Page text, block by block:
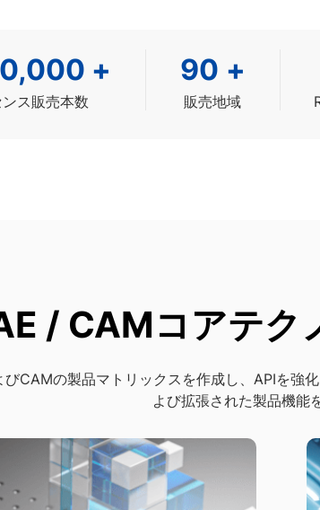
+
ス販売本数
90 +
販売地域
/ CAMコアテク
CAMの製品マトリックスを作成し、APIを強
よび拡張された製品機能